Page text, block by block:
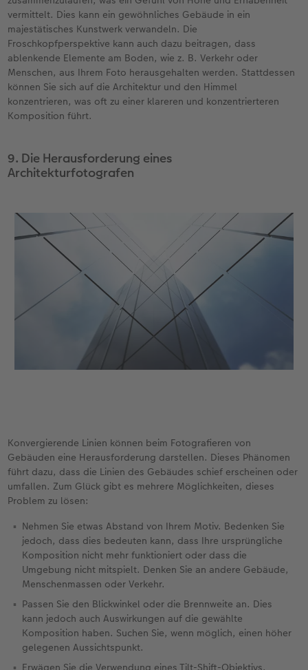
vermittelt. Dies kann ein gewöhnliches Gebäude in ein
majestätisches Kunstwerk verwandeln. Die
Froschkopfperspektive kann auch dazu beitragen, dass
ablenkende Elemente am Boden, wie z. B. Verkehr oder
Menschen, aus Ihrem Foto herausgehalten werden. Stattdessen
können Sie sich auf die Architektur und den Himmel
konzentrieren, was oft zu einer klareren und konzentrierteren
Komposition führt.
9. Die Herausforderung eines
Architekturfotografen
Konvergierende Linien können beim Fotografieren von
Gebäuden eine Herausforderung darstellen. Dieses Phänomen
führt dazu, dass die Linien des Gebäudes schief erscheinen oder
umfallen. Zum Glück gibt es mehrere Möglichkeiten, dieses
Problem zu lösen:
Nehmen Sie etwas Abstand von Ihrem Motiv. Bedenken Sie
jedoch, dass dies bedeuten kann, dass Ihre ursprüngliche
Komposition nicht mehr funktioniert oder dass die
Umgebung nicht mitspielt. Denken Sie an andere Gebäude,
Menschenmassen oder Verkehr.
Passen Sie den Blickwinkel oder die Brennweite an. Dies
kann jedoch auch Auswirkungen auf die gewählte
Komposition haben. Suchen Sie, wenn möglich, einen höher
gelegenen Aussichtspunkt.